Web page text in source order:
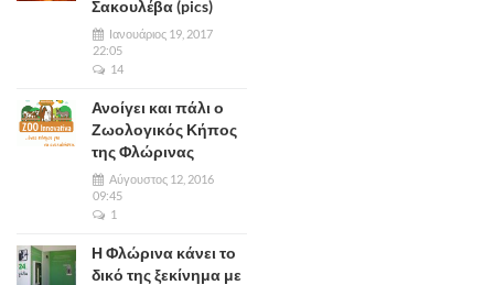
Σακουλέβα (pics)
Ιανουάριος 19, 2017
22:05
14
Ανοίγει και πάλι ο
Ζωολογικός Κήπος
της Φλώρινας
Αύγουστος 12, 2016
09:45
1
Η Φλώρινα κάνει το
δικό της ξεκίνημα με